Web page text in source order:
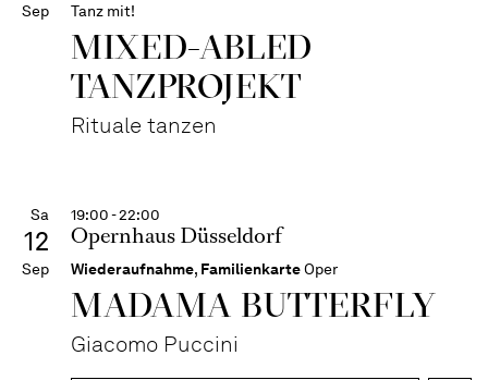
Sep Tanz mit!
MIXED-ABLED
TANZPROJEKT
Rituale tanzen
Sa
12
Sep
19:00 - 22:00
Opernhaus Düsseldorf
Wiederaufnahme, FamilienkarteOper
MADAMA BUTTER­FLY
Giacomo Puccini